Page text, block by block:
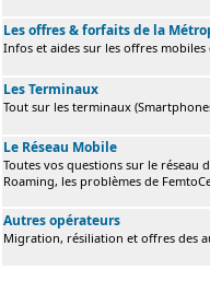
Les offres & forfaits de la
Infos et aides sur les offres
Les Terminaux
Tout sur les terminaux
Le Réseau Mobile
Toutes vos questions sur le réseau
Roaming, les problèmes de
Autres opérateurs
Migration, résiliation et offres des